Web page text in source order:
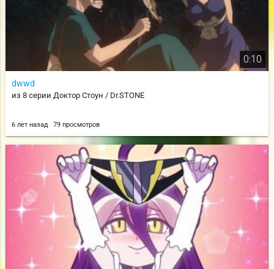
0:10
dwwd
из 8 серии Доктор Стоун / Dr.STONE
6 лет назад 79 просмотров